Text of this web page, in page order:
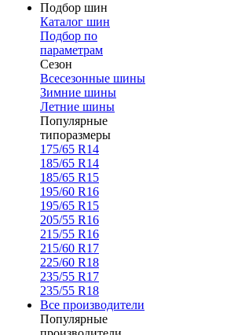
Подбор шин
Каталог шин
Подбор по
параметрам
Сезон
Всесезонные шины
Зимние шины
Летние шины
Популярные
типоразмеры
175/65 R14
185/65 R14
185/65 R15
195/60 R16
195/65 R15
205/55 R16
215/55 R16
215/60 R17
225/60 R18
235/55 R17
235/55 R18
Все производители
Популярные